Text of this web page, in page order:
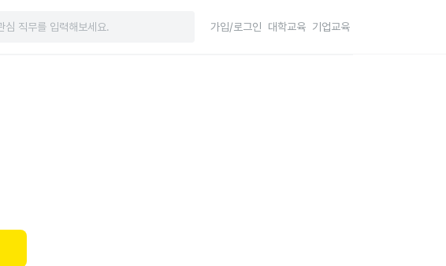
가입/로그인 대학교육 기업교육